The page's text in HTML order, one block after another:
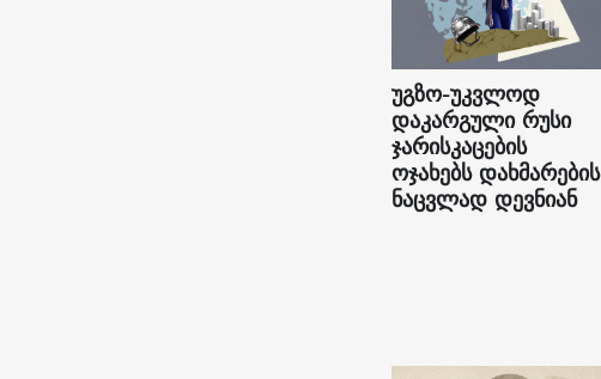
უგზო-უკვლოდ
დაკარგული რუსი
ჯარისკაცების
ოჯახებს დახმარების
ნაცვლად დევნიან